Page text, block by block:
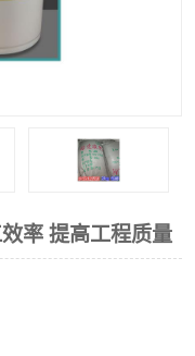
率 提高工程质量
电不发火砂浆
土防碳化涂料